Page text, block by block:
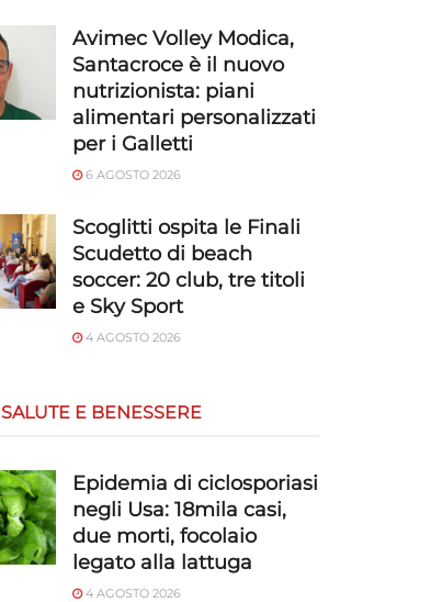
Avimec Volley Modica,
Santacroce è il nuovo
nutrizionista: piani
alimentari personalizzati
per i Galletti
6 AGOSTO 2026
Scoglitti ospita le Finali
Scudetto di beach
soccer: 20 club, tre titoli
e Sky Sport
4 AGOSTO 2026
SALUTE E BENESSERE
Epidemia di ciclosporiasi
negli Usa: 18mila casi,
due morti, focolaio
legato alla lattuga
4 AGOSTO 2026